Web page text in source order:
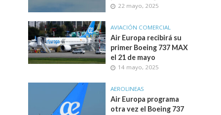
22 mayo, 2025
AVIACIÓN COMERCIAL
Air Europa recibirá su
primer Boeing 737 MAX
el 21 de mayo
14 mayo, 2025
AEROLINEAS
Air Europa programa
otra vez el Boeing 737